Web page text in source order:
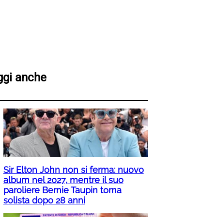
anche
Sir Elton John non si ferma: nuovo
album nel 2027, mentre il suo
paroliere Bernie Taupin torna
solista dopo 28 anni